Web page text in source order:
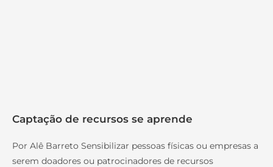
Captação de recursos se aprende
Por Alê Barreto Sensibilizar pessoas físicas ou empresas a
serem doadores ou patrocinadores de recursos